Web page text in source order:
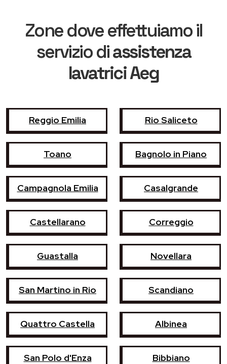
Zone dove effettuiamo il
servizio diassistenza
lavatrici Aeg
Reggio Emilia Rio Saliceto
Toano Bagnolo in Piano
Campagnola Emilia Casalgrande
Castellarano Correggio
Guastalla Novellara
San Martino in Rio Scandiano
Quattro Castella Albinea
San Polo d'Enza Bibbiano